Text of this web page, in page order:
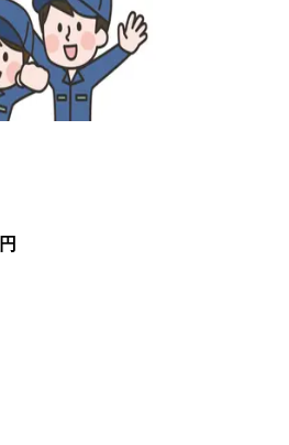
円